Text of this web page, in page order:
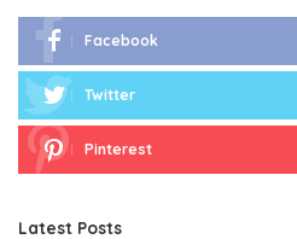
Facebook
Twitter
Pinterest
Latest Posts